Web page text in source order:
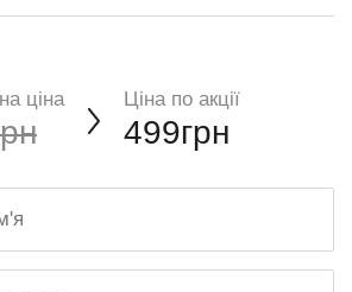
ціна Ціна по акції
499грн